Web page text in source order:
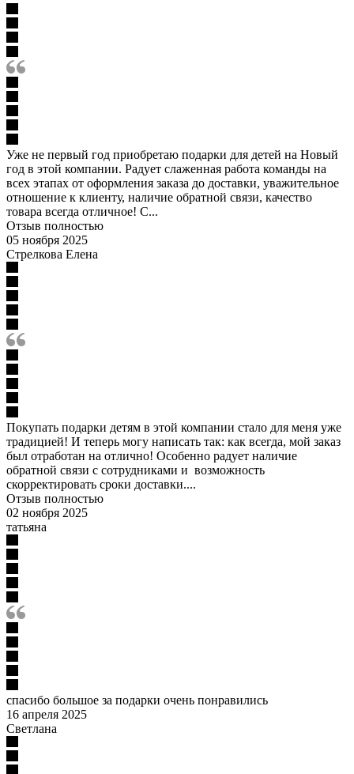
Уже не первый год приобретаю подарки для детей на Новый
год в этой компании. Радует слаженная работа команды на
всех этапах от оформления заказа до доставки, уважительное
отношение к клиенту, наличие обратной связи, качество
товара всегда отличное! С...
Отзыв полностью
05 ноября 2025
Стрелкова Елена
Покупать подарки детям в этой компании стало для меня уже
традицией! И теперь могу написать так: как всегда, мой заказ
был отработан на отлично! Особенно радует наличие
обратной связи с сотрудниками и возможность
скорректировать сроки доставки....
Отзыв полностью
02 ноября 2025
татьяна
спасибо большое за подарки очень понравились
16 апреля 2025
Светлана